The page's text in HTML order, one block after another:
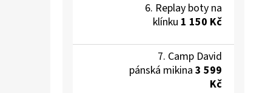
Replay boty na
klínku 1 150 Kč
Camp David
pánská mikina 3 599
Kč